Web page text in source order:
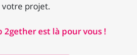
votre projet.
2gether est là pour vous !